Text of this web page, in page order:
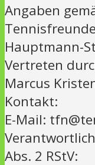
Angaben
Hauptmann-
Vertreten
Marcus
Kontakt:
E-Mail:
Abs. 2 RStV: